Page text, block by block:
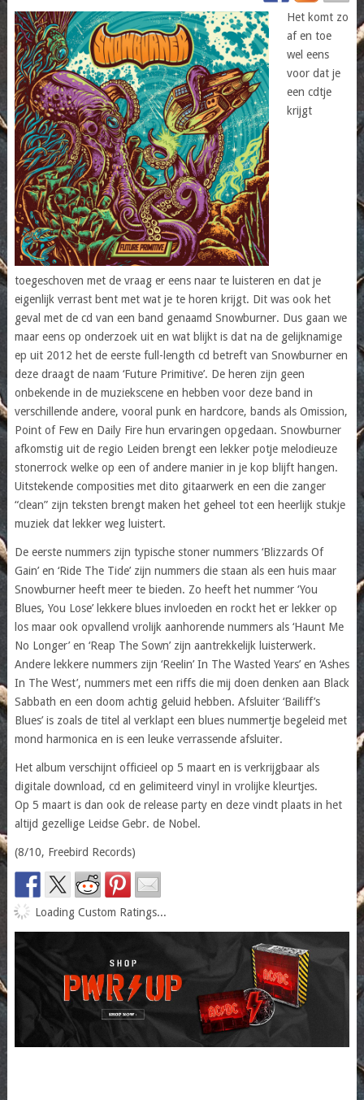
Het komt zo
af en toe
wel eens
voor dat je
een cdtje
krijgt
toegeschoven met de vraag er eens naar te luisteren en dat je
eigenlijk verrast bent met wat je te horen krijgt. Dit was ook het
geval met de cd van een band genaamd Snowburner. Dus gaan we
maar eens op onderzoek uit en wat blijkt is dat na de gelijknamige
ep uit 2012 het de eerste full-length cd betreft van Snowburner en
deze draagt de naam ‘Future Primitive’. De heren zijn geen
onbekende in de muziekscene en hebben voor deze band in
verschillende andere, vooral punk en hardcore, bands als Omission,
Point of Few en Daily Fire hun ervaringen opgedaan. Snowburner
afkomstig uit de regio Leiden brengt een lekker potje melodieuze
stonerrock welke op een of andere manier in je kop blijft hangen.
Uitstekende composities met dito gitaarwerk en een die zanger
“clean” zijn teksten brengt maken het geheel tot een heerlijk stukje
muziek dat lekker weg luistert.
De eerste nummers zijn typische stoner nummers ‘Blizzards Of
Gain’ en ‘Ride The Tide’ zijn nummers die staan als een huis maar
Snowburner heeft meer te bieden. Zo heeft het nummer ‘You
Blues, You Lose’ lekkere blues invloeden en rockt het er lekker op
los maar ook opvallend vrolijk aanhorende nummers als ‘Haunt Me
No Longer’ en ‘Reap The Sown’ zijn aantrekkelijk luisterwerk.
Andere lekkere nummers zijn ‘Reelin’ In The Wasted Years’ en ‘Ashes
In The West’, nummers met een riffs die mij doen denken aan Black
Sabbath en een doom achtig geluid hebben. Afsluiter ‘Bailiff’s
Blues’ is zoals de titel al verklapt een blues nummertje begeleid met
mond harmonica en is een leuke verrassende afsluiter.
Het album verschijnt officieel op 5 maart en is verkrijgbaar als
digitale download, cd en gelimiteerd vinyl in vrolijke kleurtjes.
Op 5 maart is dan ook de release party en deze vindt plaats in het
altijd gezellige Leidse Gebr. de Nobel.
(8/10, Freebird Records)
Loading Custom Ratings...